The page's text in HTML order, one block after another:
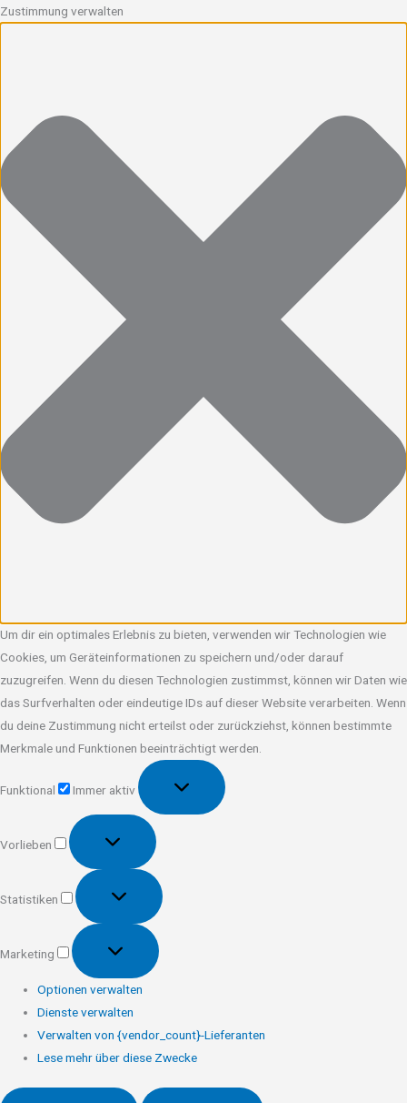
Zustimmung verwalten
Um dir ein optimales Erlebnis zu bieten, verwenden wir Technologien wie
Cookies, um Geräteinformationen zu speichern und/oder darauf
zuzugreifen. Wenn du diesen Technologien zustimmst, können wir Daten wie
das Surfverhalten oder eindeutige IDs auf dieser Website verarbeiten. Wenn
du deine Zustimmung nicht erteilst oder zurückziehst, können bestimmte
Merkmale und Funktionen beeinträchtigt werden.
Funktional
Immer aktiv
Vorlieben
Vorlieben
Statistiken
Statistiken
Marketing
Marketing
Optionen verwalten
Dienste verwalten
Verwalten von {vendor_count}-Lieferanten
Lese mehr über diese Zwecke